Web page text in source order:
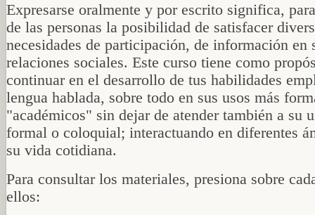
Expresarse oralmente y por escrito significa,
de las personas la posibilidad de satisfacer
necesidades de participación, de información en
relaciones sociales. Este curso tiene como
continuar en el desarrollo de tus habilidades
lengua hablada, sobre todo en sus usos más
"académicos" sin dejar de atender también a su
formal o coloquial; interactuando en diferentes
su vida cotidiana.
Para consultar los materiales, presiona sobre
ellos: